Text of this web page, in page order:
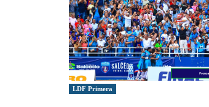
LDF Primera